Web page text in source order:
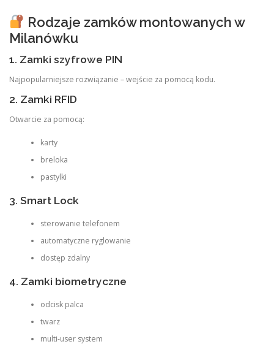
Rodzaje zamków montowanych w
Milanówku
1. Zamki szyfrowe PIN
Najpopularniejsze rozwiązanie – wejście za pomocą kodu.
2. Zamki RFID
Otwarcie za pomocą:
karty
breloka
pastylki
3. Smart Lock
sterowanie telefonem
automatyczne ryglowanie
dostęp zdalny
4. Zamki biometryczne
odcisk palca
twarz
multi-user system